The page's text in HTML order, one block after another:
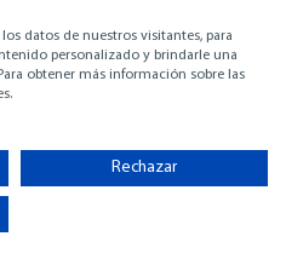
FLYER 7
datos de nuestros visitantes, para
personalizado y brindarle una
obtener más información sobre las
Rechazar